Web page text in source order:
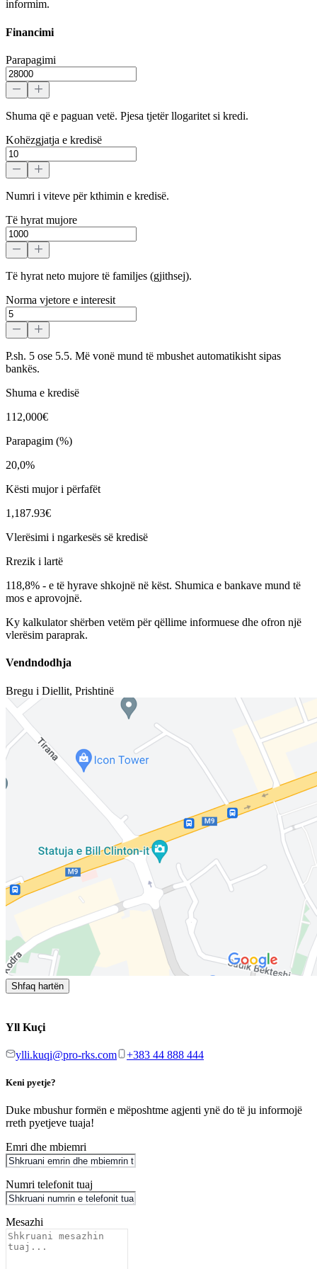
informim.
Financimi
Parapagimi
Shuma që e paguan vetë. Pjesa tjetër llogaritet si kredi.
Kohëzgjatja e kredisë
Numri i viteve për kthimin e kredisë.
Të hyrat mujore
Të hyrat neto mujore të familjes (gjithsej).
Norma vjetore e interesit
P.sh. 5 ose 5.5. Më vonë mund të mbushet automatikisht sipas
bankës.
Shuma e kredisë
112,000€
Parapagim (%)
20,0%
Kësti mujor i përfafët
1,187.93€
Vlerësimi i ngarkesës së kredisë
Rrezik i lartë
118,8% - e të hyrave shkojnë në këst. Shumica e bankave mund të
mos e aprovojnë.
Ky kalkulator shërben vetëm për qëllime informuese dhe ofron një
vlerësim paraprak.
Vendndodhja
Bregu i Diellit, Prishtinë
Shfaq hartën
Yll Kuçi
ylli.kuqi@pro-rks.com +383 44 888 444
Keni pyetje?
Duke mbushur formën e mëposhtme agjenti ynë do të ju informojë
rreth pyetjeve tuaja!
Emri dhe mbiemri
Numri telefonit tuaj
Mesazhi